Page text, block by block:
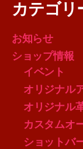
カテゴリ
お知らせ
ショップ情報
イベント
オリジナル
オリジナル
カスタムオ
ショットバ